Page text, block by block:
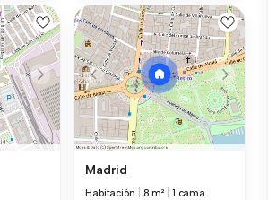
Madrid
Habitación 8 m² 1 cama